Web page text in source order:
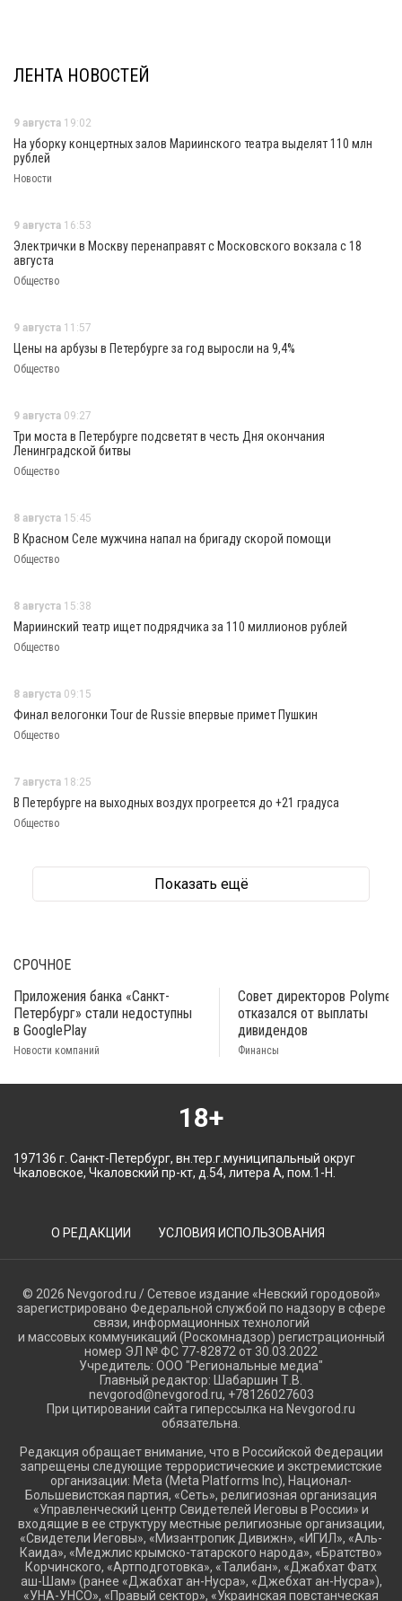
ЛЕНТА НОВОСТЕЙ
9 августа 19:02
На уборку концертных залов Мариинского театра выделят 110 млн
рублей
Новости
9 августа 16:53
Электрички в Москву перенаправят с Московского вокзала с 18
августа
Общество
9 августа 11:57
Цены на арбузы в Петербурге за год выросли на 9,4%
Общество
9 августа 09:27
Три моста в Петербурге подсветят в честь Дня окончания
Ленинградской битвы
Общество
8 августа 15:45
В Красном Селе мужчина напал на бригаду скорой помощи
Общество
8 августа 15:38
Мариинский театр ищет подрядчика за 110 миллионов рублей
Общество
8 августа 09:15
Финал велогонки Tour de Russie впервые примет Пушкин
Общество
7 августа 18:25
В Петербурге на выходных воздух прогреется до +21 градуса
Общество
Показать ещё
СРОЧНОЕ
Приложения банка «Санкт-
Петербург» стали недоступны
в GooglePlay
Новости компаний
Совет директоров
отказался от выплаты
дивидендов
Финансы
18+
197136 г. Санкт-Петербург, вн.тер.г.муниципальный округ
Чкаловское, Чкаловский пр-кт, д.54, литера А, пом.1-Н.
О РЕДАКЦИИ УСЛОВИЯ ИСПОЛЬЗОВАНИЯ
© 2026 Nevgorod.ru / Сетевое издание «Невский городовой»
зарегистрировано Федеральной службой по надзору в сфере
связи, информационных технологий
и массовых коммуникаций (Роскомнадзор) регистрационный
номер ЭЛ № ФС 77-82872 от 30.03.2022
Учредитель: ООО "Региональные медиа"
Главный редактор: Шабаршин Т.В.
nevgorod@nevgorod.ru, +78126027603
При цитировании сайта гиперссылка на Nevgorod.ru
обязательна.
Редакция обращает внимание, что в Российской Федерации
запрещены следующие террористические и экстремистские
организации: Meta (Meta Platforms Inc), Национал-
Большевистская партия, «Сеть», религиозная организация
«Управленческий центр Свидетелей Иеговы в России» и
входящие в ее структуру местные религиозные организации,
«Свидетели Иеговы», «Мизантропик Дивижн», «ИГИЛ», «Аль-
Каида», «Меджлис крымско-татарского народа», «Братство»
Корчинского, «Артподготовка», «Талибан», «Джабхат Фатх
аш-Шам» (ранее «Джабхат ан-Нусра», «Джебхат ан-Нусра»),
«УНА-УНСО», «Правый сектор», «Украинская повстанческая